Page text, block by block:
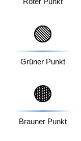
Roter Punkt
🟢
Grüner Punkt
🟤
Brauner Punkt